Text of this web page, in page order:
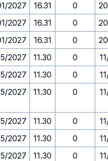
2027 16.31 0
2027 16.31 0
2027 16.31 0
2027 11.30 0
2027 11.30 0
2027 11.30 0
2027 11.30 0
2027 11.30 0
2027 11.30 0